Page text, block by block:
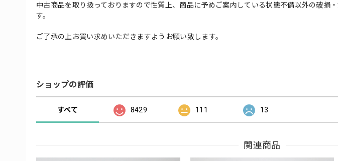
中古商品を取り扱っておりますので性質上、商品に予めご案内している状態不備以外の破損
す。
ご了承の上お買い求めいただきますようお願い致します。
ショップの評価
すべて 8429 111 13
関連商品